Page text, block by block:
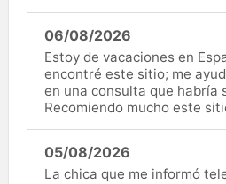
06/08/2026
Estoy de vacaciones en
encontré este sitio; me
en una consulta que habría
Recomiendo mucho este
05/08/2026
La chica que me informó